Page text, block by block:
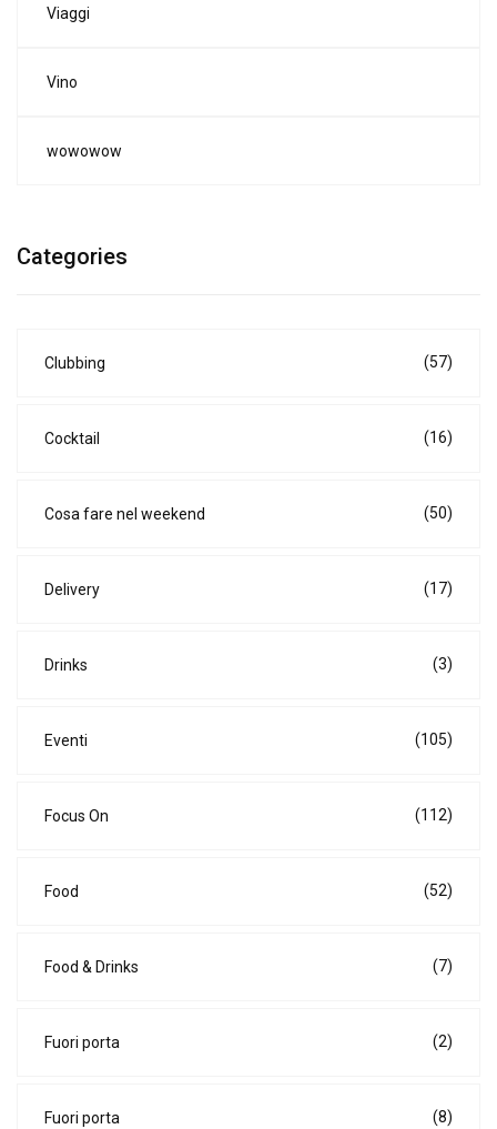
Viaggi
Vino
wowowow
Categories
Clubbing (57)
Cocktail (16)
Cosa fare nel weekend (50)
Delivery (17)
Drinks (3)
Eventi (105)
Focus On (112)
Food (52)
Food & Drinks (7)
Fuori porta (2)
Fuori porta (8)